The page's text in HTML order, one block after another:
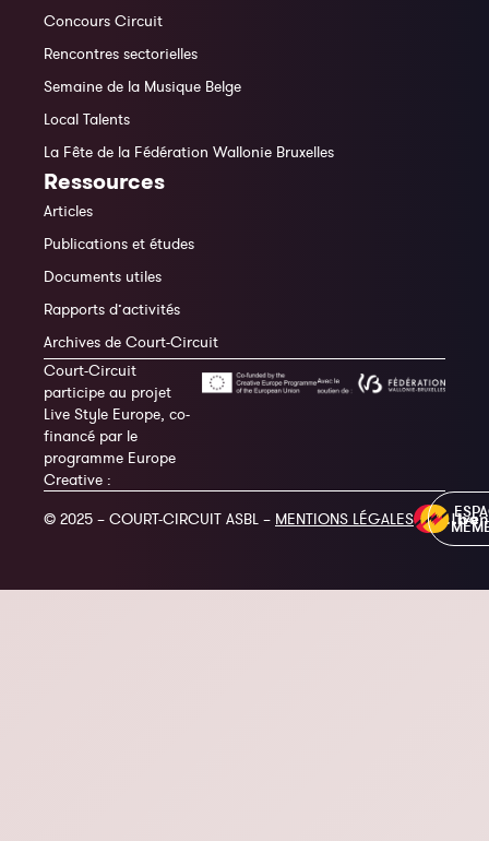
Concours Circuit
Rencontres sectorielles
Semaine de la Musique Belge
Local Talents
La Fête de la Fédération Wallonie Bruxelles
Ressources
Articles
Publications et études
Documents utiles
Rapports d’activités
Archives de Court-Circuit
Court-Circuit
participe au projet
Live Style Europe, co-
financé par le
programme Europe
Creative :
© 2025 – COURT-CIRCUIT ASBL – MENTIONS LÉGALES